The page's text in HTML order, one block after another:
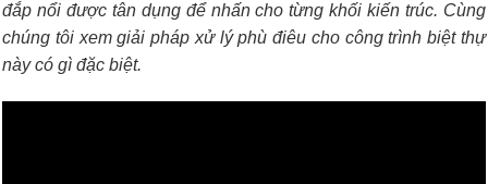
đắp nổi được tân dụng để nhấn cho từng khối kiến trúc. Cùng
chúng tôi xem giải pháp xử lý phù điêu cho công trình biệt thự
này có gì đặc biệt.